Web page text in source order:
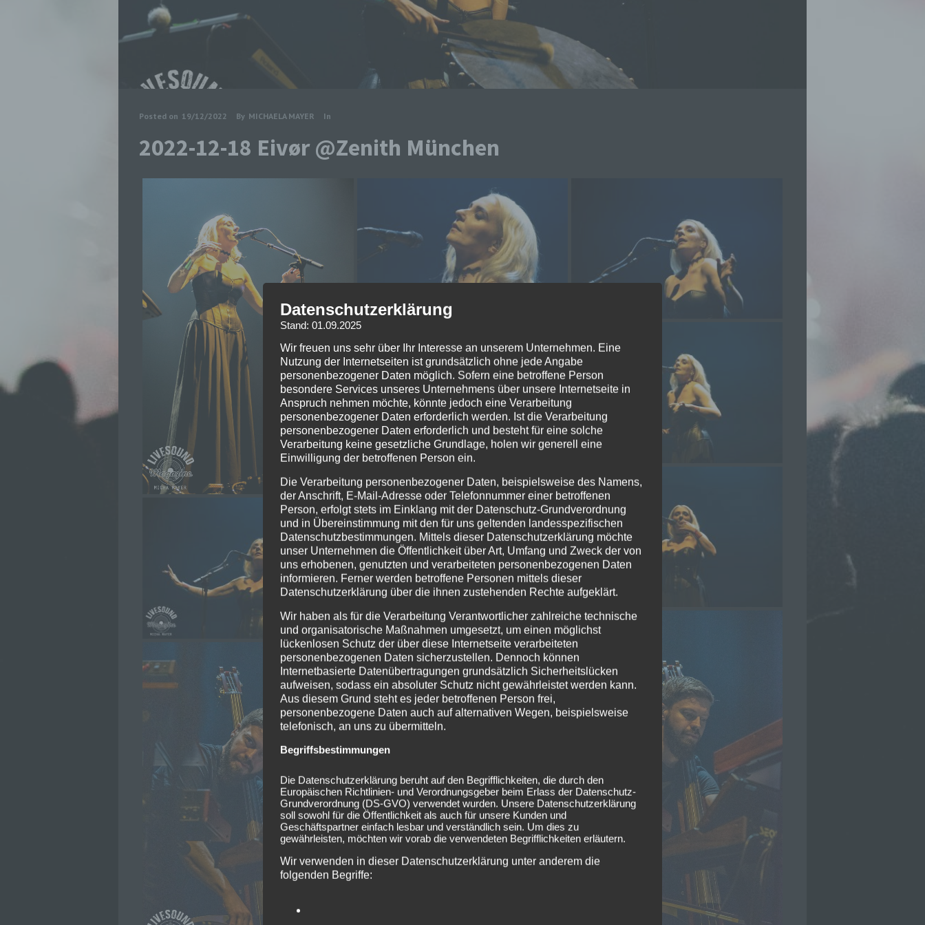
Posted on 19/12/2022 By MICHAELA MAYER In
2022-12-18 Eivør @Zenith München
Datenschutzerklärung
Stand: 01.09.2025
Wir freuen uns sehr über Ihr Interesse an unserem Unternehmen. Eine
Nutzung der Internetseiten ist grundsätzlich ohne jede Angabe
personenbezogener Daten möglich. Sofern eine betroffene Person
besondere Services unseres Unternehmens über unsere Internetseite in
Anspruch nehmen möchte, könnte jedoch eine Verarbeitung
personenbezogener Daten erforderlich werden. Ist die Verarbeitung
personenbezogener Daten erforderlich und besteht für eine solche
Verarbeitung keine gesetzliche Grundlage, holen wir generell eine
Einwilligung der betroffenen Person ein.
Die Verarbeitung personenbezogener Daten, beispielsweise des Namens,
der Anschrift, E-Mail-Adresse oder Telefonnummer einer betroffenen
Person, erfolgt stets im Einklang mit der Datenschutz-Grundverordnung
und in Übereinstimmung mit den für uns geltenden landesspezifischen
Datenschutzbestimmungen. Mittels dieser Datenschutzerklärung möchte
unser Unternehmen die Öffentlichkeit über Art, Umfang und Zweck der von
uns erhobenen, genutzten und verarbeiteten personenbezogenen Daten
informieren. Ferner werden betroffene Personen mittels dieser
Datenschutzerklärung über die ihnen zustehenden Rechte aufgeklärt.
Wir haben als für die Verarbeitung Verantwortlicher zahlreiche technische
und organisatorische Maßnahmen umgesetzt, um einen möglichst
lückenlosen Schutz der über diese Internetseite verarbeiteten
personenbezogenen Daten sicherzustellen. Dennoch können
Internetbasierte Datenübertragungen grundsätzlich Sicherheitslücken
aufweisen, sodass ein absoluter Schutz nicht gewährleistet werden kann.
Aus diesem Grund steht es jeder betroffenen Person frei,
personenbezogene Daten auch auf alternativen Wegen, beispielsweise
telefonisch, an uns zu übermitteln.
Begriffsbestimmungen
Die Datenschutzerklärung beruht auf den Begrifflichkeiten, die durch den
Europäischen Richtlinien- und Verordnungsgeber beim Erlass der Datenschutz-
Grundverordnung (DS-GVO) verwendet wurden. Unsere Datenschutzerklärung
soll sowohl für die Öffentlichkeit als auch für unsere Kunden und
Geschäftspartner einfach lesbar und verständlich sein. Um dies zu
gewährleisten, möchten wir vorab die verwendeten Begrifflichkeiten erläutern.
Wir verwenden in dieser Datenschutzerklärung unter anderem die
folgenden Begriffe: